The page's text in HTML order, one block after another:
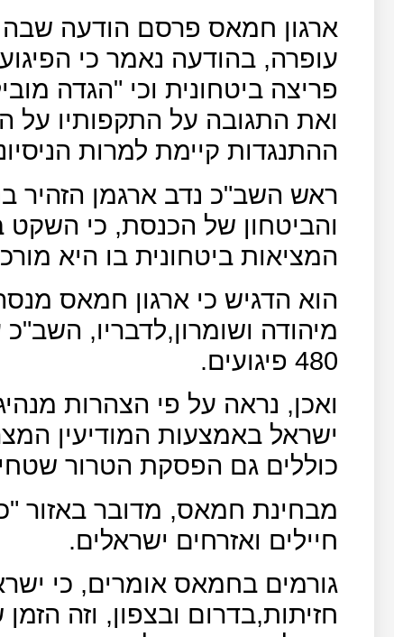
ארגון חמאס פרסם הודעה שבה
עופרה, בהודעה נאמר כי
פריצה ביטחונית וכי "הגדה
ואת התגובה על התקפותיו על
ההתנגדות קיימת למרות
ראש השב"כ נדב ארגמן הזהיר
והביטחון של הכנסת, כי השקט
המציאות ביטחונית בו היא
הוא הדגיש כי ארגון חמאס
480 פיגועים.
ואכן, נראה על פי הצהרות
ישראל באמצעות המודיעין
כוללים גם הפסקת הטרור
מבחינת חמאס, מדובר באזור
חיילים ואזרחים ישראלים.
גורמים בחמאס אומרים, כי
חזיתות,בדרום ובצפון, וזה